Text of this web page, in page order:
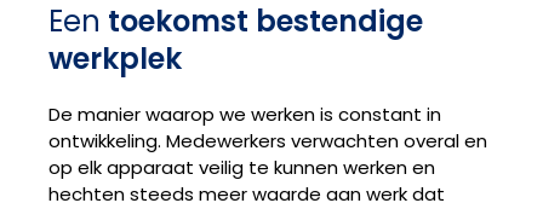
Een toekomst bestendige
werkplek
De manier waarop we werken is constant in
ontwikkeling. Medewerkers verwachten overal en
op elk apparaat veilig te kunnen werken en
hechten steeds meer waarde aan werk dat